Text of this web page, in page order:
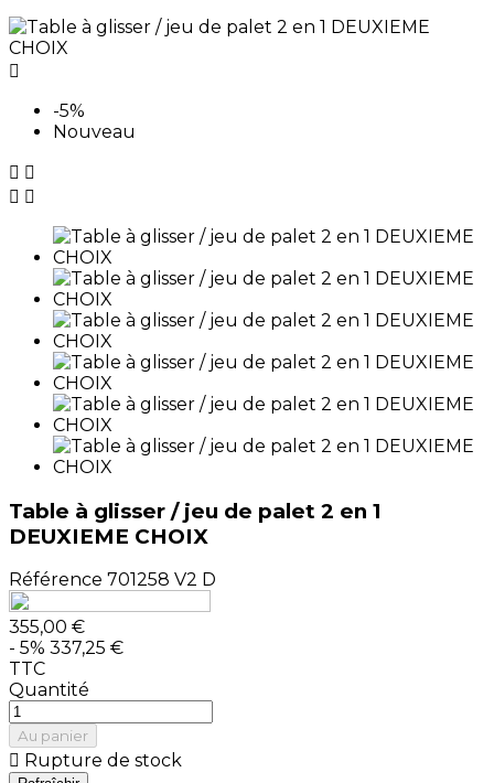

-5%
Nouveau
 
 
Table à glisser / jeu de palet 2 en 1
DEUXIEME CHOIX
Référence 701258 V2 D
355,00 €
- 5% 337,25 €
TTC
Quantité
Au panier
 Rupture de stock